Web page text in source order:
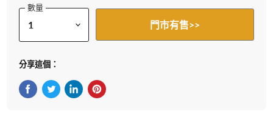
數量
門市有售>>
分享這個：